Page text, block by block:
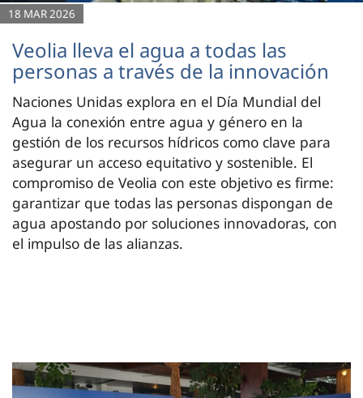
18 MAR 2026
Veolia lleva el agua a todas las
personas a través de la innovación
Naciones Unidas explora en el Día Mundial del
Agua la conexión entre agua y género en la
gestión de los recursos hídricos como clave para
asegurar un acceso equitativo y sostenible. El
compromiso de Veolia con este objetivo es firme:
garantizar que todas las personas dispongan de
agua apostando por soluciones innovadoras, con
el impulso de las alianzas.